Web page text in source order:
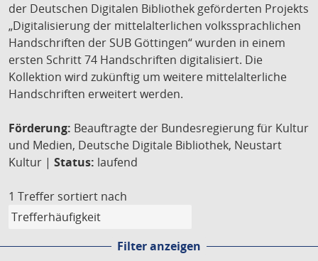
der Deutschen Digitalen Bibliothek geförderten Projekts
„Digitalisierung der mittelalterlichen volkssprachlichen
Handschriften der SUB Göttingen“ wurden in einem
ersten Schritt 74 Handschriften digitalisiert. Die
Kollektion wird zukünftig um weitere mittelalterliche
Handschriften erweitert werden.
Förderung: Beauftragte der Bundesregierung für Kultur
und Medien, Deutsche Digitale Bibliothek, Neustart
Kultur | Status: laufend
1 Treffer sortiert nach
Filter anzeigen